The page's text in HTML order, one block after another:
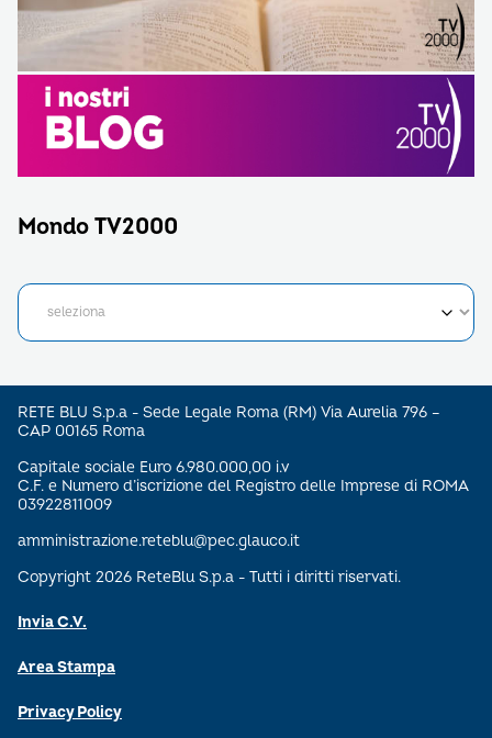
Mondo TV2000
RETE BLU S.p.a - Sede Legale Roma (RM) Via Aurelia 796 –
CAP 00165 Roma
Capitale sociale Euro 6.980.000,00 i.v
C.F. e Numero d’iscrizione del Registro delle Imprese di ROMA
03922811009
amministrazione.reteblu@pec.glauco.it
Copyright 2026 ReteBlu S.p.a - Tutti i diritti riservati.
Invia C.V.
Area Stampa
Privacy Policy